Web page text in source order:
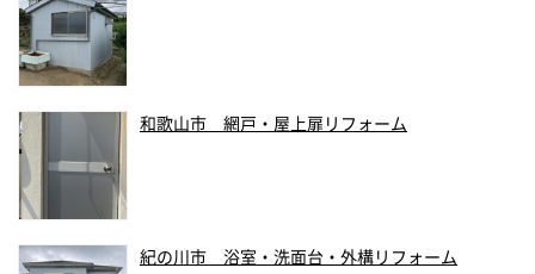
和歌山市 網戸・屋上扉リフォーム
紀の川市 浴室・洗面台・外構リフォーム